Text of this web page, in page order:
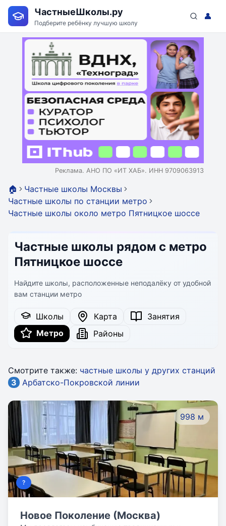
ЧастныеШколы.ру
Подберите ребёнку лучшую школу
👤
Реклама. АНО ПО «ИТ ХАБ». ИНН 9709063913
🏠
Частные школы Москвы
Частные школы по станции метро
Частные школы около метро Пятницкое шоссе
Частные школы рядом с метро
Пятницкое шоссе
Найдите школы, расположенные неподалёку от удобной
вам станции метро
Школы Карта
Занятия
Метро
Районы
Смотрите также: частные школы у других станций
3 Арбатско-Покровской линии
998 м
?
Новое Поколение (Москва)